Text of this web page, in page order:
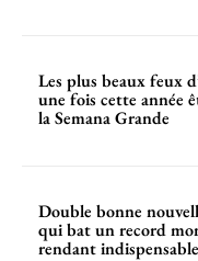
Les plus beaux feux
une fois cette année
la Semana Grande
Double bonne
qui bat un record
rendant